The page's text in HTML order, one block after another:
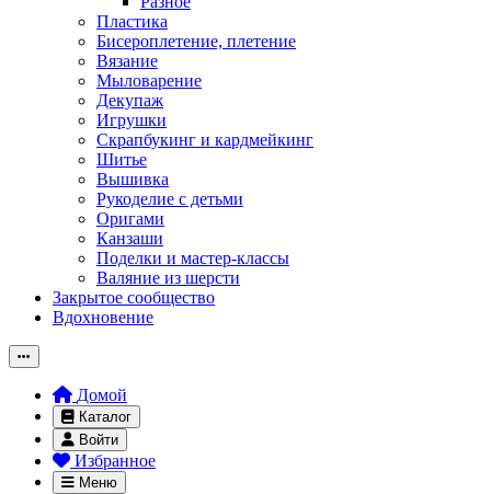
Пластика
Бисероплетение, плетение
Вязание
Мыловарение
Декупаж
Игрушки
Скрапбукинг и кардмейкинг
Шитье
Вышивка
Рукоделие с детьми
Оригами
Канзаши
Поделки и мастер-классы
Валяние из шерсти
Закрытое сообщество
Вдохновение
Домой
Каталог
Войти
Избранное
Меню